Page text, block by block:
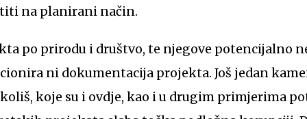
na planirani način.
po prirodu i društvo, te njegove potencijalno
ni dokumentacija projekta. Još jedan
koje su i ovdje, kao i u drugim primjerima